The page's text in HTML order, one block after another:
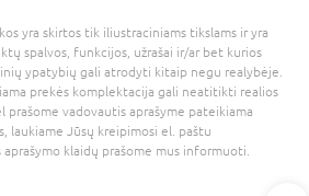
yra skirtos tik iliustraciniams tikslams ir yra
spalvos, funkcijos, užrašai ir/ar bet kurios
ypatybių gali atrodyti kitaip negu realybėje.
prekės komplektacija gali neatitikti realios
prašome vadovautis aprašyme pateikiama
laukiame Jūsų kreipimosi el. paštu
klaidų prašome mus informuoti.